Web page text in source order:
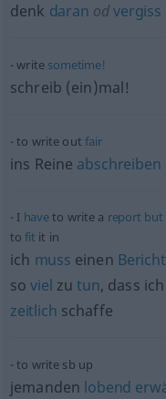
denk daran odvergiss
write sometime!
schreib (ein)mal!
to write outfair
ins Reine abschreiben
I haveto write a report but
tofit it in
ich muss einen Bericht
soviel zutun, dass
zeitlich schaffe
to write sb up
jemanden lobend